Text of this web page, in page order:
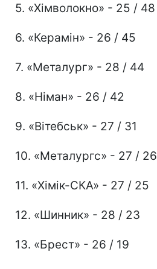
5. «Хімволокно» - 25 / 48
6. «Керамін» - 26 / 45
7. «Металург» - 28 / 44
8. «Німан» - 26 / 42
9. «Вітебськ» - 27 / 31
10. «Металургс» - 27 / 26
11. «Хімік-СКА» - 27 / 25
12. «Шинник» - 28 / 23
13. «Брест» - 26 / 19